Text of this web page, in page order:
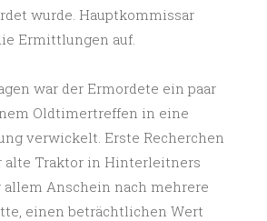
wurde. Hauptkommissar
Ermittlungen auf.
war der Ermordete ein paar
Oldtimertreffen in eine
verwickelt. Erste Recherchen
alte Traktor in Hinterleitners
allem Anschein nach mehrere
einen beträchtlichen Wert